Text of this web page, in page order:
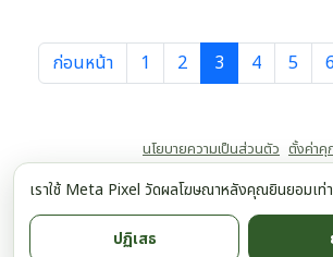
ก่อนหน้า 1 2 3 4 5 6
นโยบายความเป็นส่วนตัว ตั้งค่าคุ
เราใช้ Meta Pixel วัดผลโฆษณาหลังคุณยินยอมเท่
ปฏิเสธ